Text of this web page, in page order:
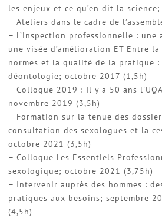
les enjeux et ce qu’en dit la
– Ateliers dans le cadre de
– L’inspection professionnelle :
une visée d’amélioration ET Entre
normes et la qualité de la pratique
déontologie; octobre 2017 (1,5h)
– Colloque 2019 : Il y a 50 ans
novembre 2019 (3,5h)
– Formation sur la tenue des
consultation des sexologues et la
octobre 2021 (3,5h)
– Colloque Les Essentiels
sexologique; octobre 2021 (3,75h)
– Intervenir auprès des hommes :
pratiques aux besoins; septembre
(4,5h)